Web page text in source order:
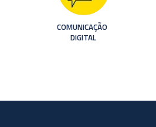
COMUNICAÇÃO
DIGITAL